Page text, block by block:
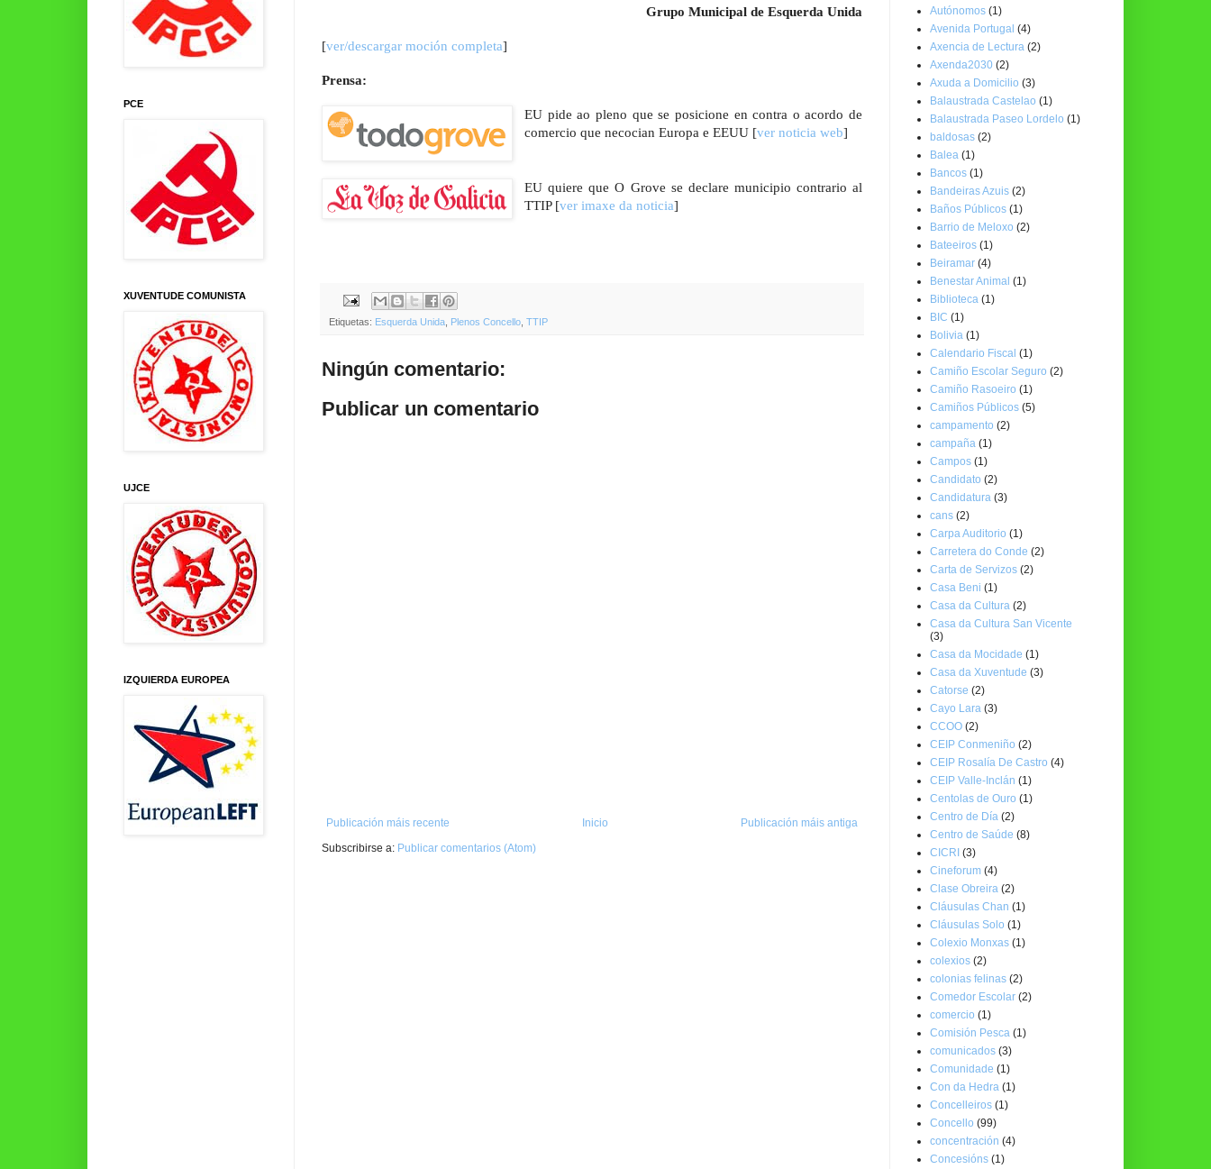
Grupo Municipal de Esquerda Unida
[ver/descargar moción completa]
Prensa:
EU pide ao pleno que se posicione en contra o acordo de
comercio que necocianEuropa e EEUU [ver noticia web]
EU quiere que O Grove se declare municipio contrario al
TTIP [ver imaxe da noticia]
Etiquetas: Esquerda Unida Plenos Concello TTIP
Ningún comentario:
Publicar un comentario
Publicación máis recente Publicación máis antiga
Inicio
Subscribirse a: Publicar comentarios (Atom)
PCE
XUVENTUDE COMUNISTA
UJCE
IZQUIERDA EUROPEA
Autónomos (1)
Avenida Portugal (4)
Axencia de Lectura (2)
Axenda2030 (2)
Axuda a Domicilio (3)
Balaustrada Castelao (1)
Balaustrada Paseo Lordelo (1)
baldosas (2)
Balea (1)
Bancos (1)
Bandeiras Azuis (2)
Baños Públicos (1)
Barrio de Meloxo (2)
Bateeiros (1)
Beiramar (4)
Benestar Animal (1)
Biblioteca (1)
BIC (1)
Bolivia (1)
Calendario Fiscal (1)
Camiño Escolar Seguro (2)
Camiño Rasoeiro (1)
Camiños Públicos (5)
campamento (2)
campaña (1)
Campos (1)
Candidato (2)
Candidatura (3)
cans (2)
Carpa Auditorio (1)
Carretera do Conde (2)
Carta de Servizos (2)
Casa Beni (1)
Casa da Cultura (2)
Casa da Cultura San Vicente
(3)
Casa da Mocidade (1)
Casa da Xuventude (3)
Catorse (2)
Cayo Lara (3)
CCOO (2)
CEIP Conmeniño (2)
CEIP Rosalía De Castro (4)
CEIP Valle-Inclán (1)
Centolas de Ouro (1)
Centro de Día (2)
Centro de Saúde (8)
CICRI (3)
Cineforum (4)
Clase Obreira (2)
Cláusulas Chan (1)
Cláusulas Solo (1)
Colexio Monxas (1)
colexios (2)
colonias felinas (2)
Comedor Escolar (2)
comercio (1)
Comisión Pesca (1)
comunicados (3)
Comunidade (1)
Con da Hedra (1)
Concelleiros (1)
Concello (99)
concentración (4)
Concesións (1)